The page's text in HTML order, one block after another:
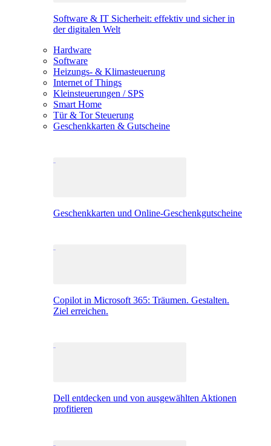
Software & IT Sicherheit: effektiv und sicher in
der digitalen Welt
Hardware
Software
Heizungs- & Klimasteuerung
Internet of Things
Kleinsteuerungen / SPS
Smart Home
Tür & Tor Steuerung
Geschenkkarten & Gutscheine
Geschenkkarten und Online-Geschenkgutscheine
Copilot in Microsoft 365: Träumen. Gestalten.
Ziel erreichen.
Dell entdecken und von ausgewählten Aktionen
profitieren